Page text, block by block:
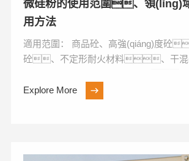
微硅粉的使用范圍、領
用方法
適用范圍： 商品砼、高強(qiáng)度砼、自流平
砼、不定形耐火材料、干混(
地...
Explore More